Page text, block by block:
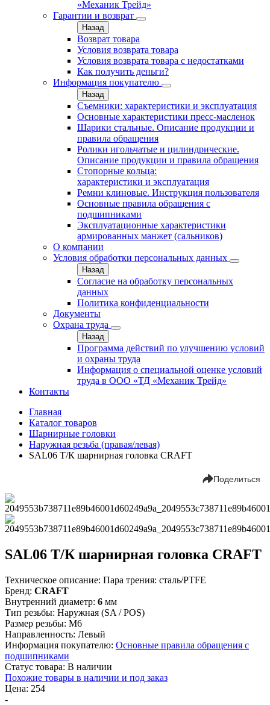
«Механик Трейд»
Гарантии и возврат
Назад
Возврат товара
Условия возврата товара
Условия возврата товара с недостатками
Как получить деньги?
Информация покупателю
Назад
Съемники: характеристики и эксплуатация
Основные характеристики пресс‑масленок
Шарики стальные. Описание продукции и
правила обращения
Ролики игольчатые и цилиндрические.
Описание продукции и правила обращения
Стопорные кольца:
характеристики и эксплуатация
Ремни клиновые. Инструкция пользователя
Основные правила обращения с
подшипниками
Эксплуатационные характеристики
армированных манжет (сальников)
О компании
Условия обработки персональных данных
Назад
Согласие на обработку персональных
данных
Политика конфиденциальности
Документы
Охрана труда
Назад
Программа действий по улучшению условий
и охраны труда
Информация о специальной оценке условий
труда в ООО «ТД «Механик Трейд»
Контакты
Главная
Каталог товаров
Шарнирные головки
Наружная резьба (правая/левая)
SAL06 Т/К шарнирная головка CRAFT
Поделиться
SAL06 Т/К шарнирная головка CRAFT
Техническое описание: Пара трения: сталь/PTFE
Бренд: CRAFT
Внутренний диаметр: 6 мм
Тип резьбы: Наружная (SA / POS)
Размер резьбы: М6
Направленность: Левый
Информация покупателю: Основные правила обращения с
подшипниками
Статус товара: В наличии
Похожие товары в наличии и под заказ
Цена: 254
-